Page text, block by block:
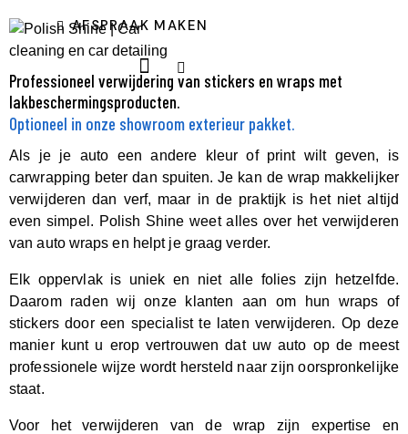
AFSPRAAK MAKEN
Professioneel verwijdering van stickers en wraps met
lakbeschermingsproducten.
Optioneel in onze showroom exterieur pakket.
Als je je auto een andere kleur of print wilt geven, is
carwrapping beter dan spuiten. Je kan de wrap makkelijker
verwijderen dan verf, maar in de praktijk is het niet altijd
even simpel. Polish Shine weet alles over het verwijderen
van auto wraps en helpt je graag verder.
Elk oppervlak is uniek en niet alle folies zijn hetzelfde.
Daarom raden wij onze klanten aan om hun wraps of
stickers door een specialist te laten verwijderen. Op deze
manier kunt u erop vertrouwen dat uw auto op de meest
professionele wijze wordt hersteld naar zijn oorspronkelijke
staat.
Voor het verwijderen van de wrap zijn expertise en